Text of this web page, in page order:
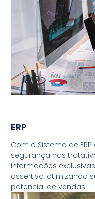
ERP
Com o Sistema de
segurança nas
informações
assertiva, otimizando
potencial de vendas.